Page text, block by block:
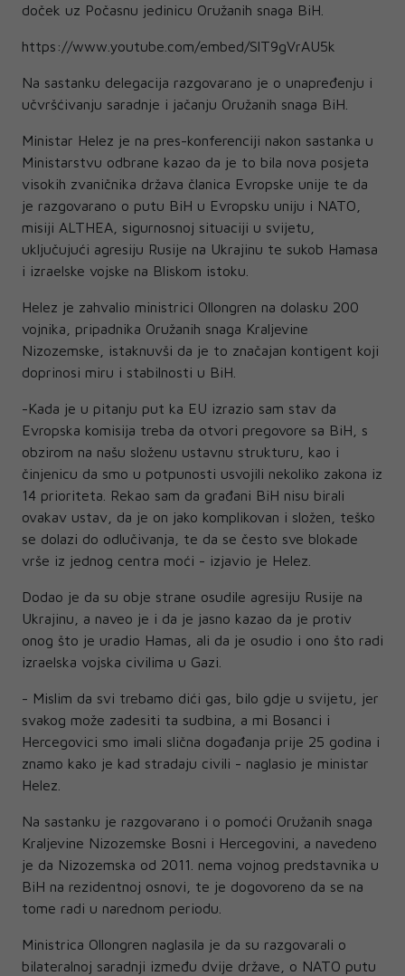
doček uz Počasnu jedinicu Oružanih snaga BiH.
https://www.youtube.com/embed/SlT9gVrAU5k
Na sastanku delegacija razgovarano je o unapređenju i
učvršćivanju saradnje i jačanju Oružanih snaga BiH.
Ministar Helez je na pres-konferenciji nakon sastanka u
Ministarstvu odbrane kazao da je to bila nova posjeta
visokih zvaničnika država članica Evropske unije te da
je razgovarano o putu BiH u Evropsku uniju i NATO,
misiji ALTHEA, sigurnosnoj situaciji u svijetu,
uključujući agresiju Rusije na Ukrajinu te sukob Hamasa
i izraelske vojske na Bliskom istoku.
Helez je zahvalio ministrici Ollongren na dolasku 200
vojnika, pripadnika Oružanih snaga Kraljevine
Nizozemske, istaknuvši da je to značajan kontigent koji
doprinosi miru i stabilnosti u BiH.
-Kada je u pitanju put ka EU izrazio sam stav da
Evropska komisija treba da otvori pregovore sa BiH, s
obzirom na našu složenu ustavnu strukturu, kao i
činjenicu da smo u potpunosti usvojili nekoliko zakona iz
14 prioriteta. Rekao sam da građani BiH nisu birali
ovakav ustav, da je on jako komplikovan i složen, teško
se dolazi do odlučivanja, te da se često sve blokade
vrše iz jednog centra moći - izjavio je Helez.
Dodao je da su obje strane osudile agresiju Rusije na
Ukrajinu, a naveo je i da je jasno kazao da je protiv
onog što je uradio Hamas, ali da je osudio i ono što radi
izraelska vojska civilima u Gazi.
- Mislim da svi trebamo dići gas, bilo gdje u svijetu, jer
svakog može zadesiti ta sudbina, a mi Bosanci i
Hercegovici smo imali slična događanja prije 25 godina i
znamo kako je kad stradaju civili - naglasio je ministar
Helez.
Na sastanku je razgovarano i o pomoći Oružanih snaga
Kraljevine Nizozemske Bosni i Hercegovini, a navedeno
je da Nizozemska od 2011. nema vojnog predstavnika u
BiH na rezidentnoj osnovi, te je dogovoreno da se na
tome radi u narednom periodu.
Ministrica Ollongren naglasila je da su razgovarali o
bilateralnoj saradnji između dvije države, o NATO putu